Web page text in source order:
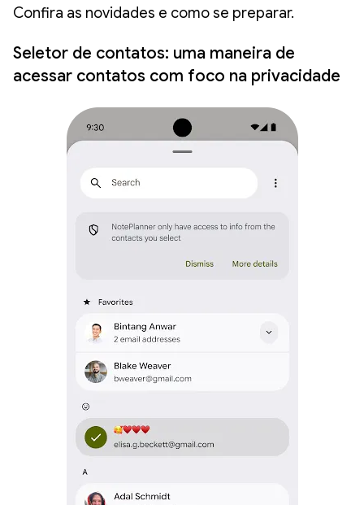
Confira as novidades e como se preparar.
Seletor de contatos: uma maneira de
acessar contatos com foco na privacidade